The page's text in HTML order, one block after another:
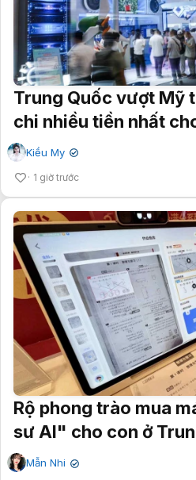
Trung Quốc vượt Mỹ
chi nhiều tiền nhất
Kiều My ✔
1 giờ trước
Rộ phong trào mua
sư AI" cho con ở
Mẫn Nhi ✔